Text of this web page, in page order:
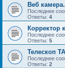
Веб камера.
Последнее
Ответы: 4
Корректор
Последнее
Ответы: 5
Телескоп
Последнее
Ответы: 2